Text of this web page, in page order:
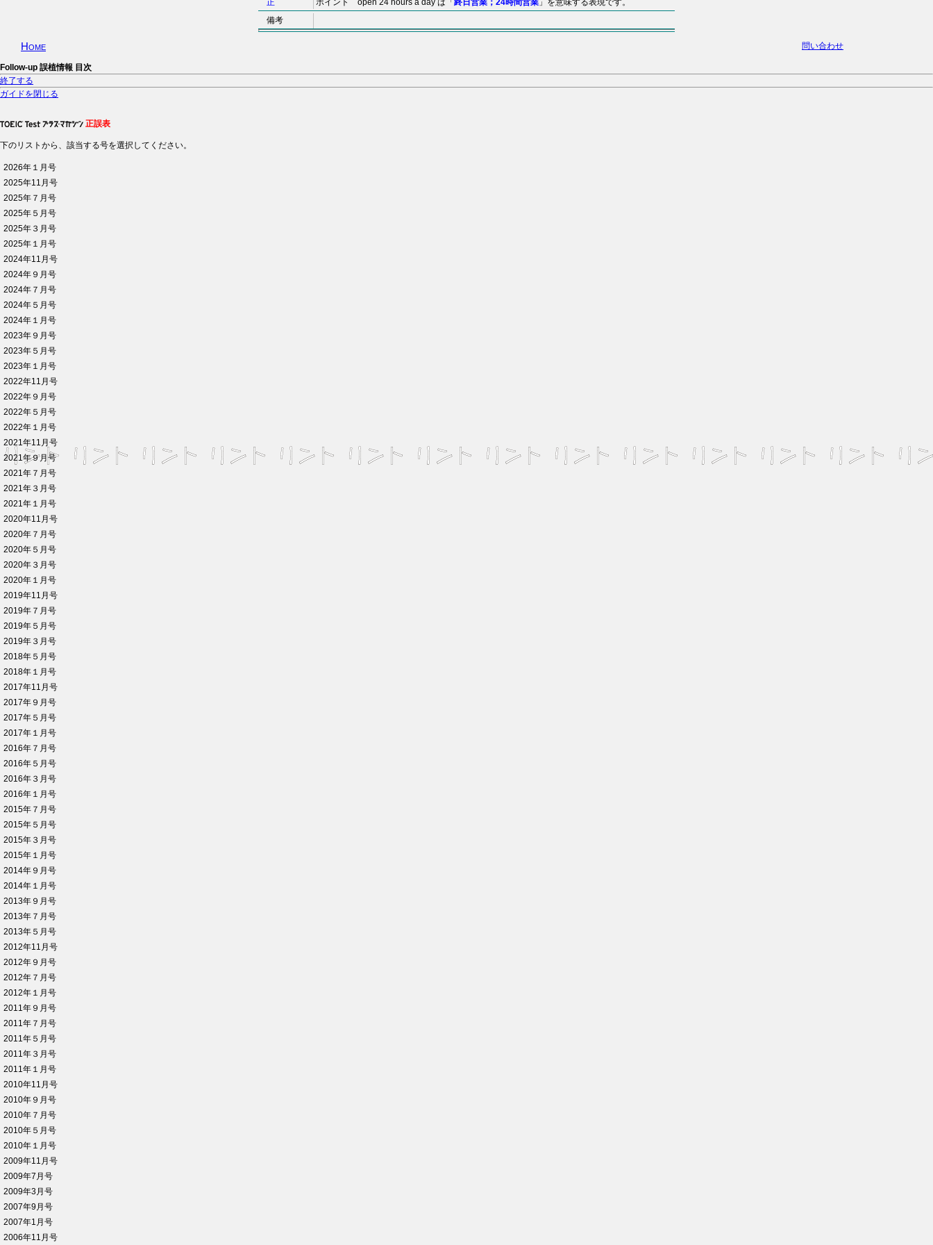
正
ポイント open 24 hours a day は「 終日営業；24時間営業 」を意味する表現です。
備考
Home 問い合わせ
Follow-up 誤植情報 目次
終了する
ガイドを閉じる
正誤表
下のリストから、該当する号を選択してください。
2026年１月号
2025年11月号
2025年７月号
2025年５月号
2025年３月号
2025年１月号
2024年11月号
2024年９月号
2024年７月号
2024年５月号
2024年１月号
2023年９月号
2023年５月号
2023年１月号
2022年11月号
2022年９月号
2022年５月号
2022年１月号
2021年11月号
2021年９月号
2021年７月号
2021年３月号
2021年１月号
2020年11月号
2020年７月号
2020年５月号
2020年３月号
2020年１月号
2019年11月号
2019年７月号
2019年５月号
2019年３月号
2018年５月号
2018年１月号
2017年11月号
2017年９月号
2017年５月号
2017年１月号
2016年７月号
2016年５月号
2016年３月号
2016年１月号
2015年７月号
2015年５月号
2015年３月号
2015年１月号
2014年９月号
2014年１月号
2013年９月号
2013年７月号
2013年５月号
2012年11月号
2012年９月号
2012年７月号
2012年１月号
2011年９月号
2011年７月号
2011年５月号
2011年３月号
2011年１月号
2010年11月号
2010年９月号
2010年７月号
2010年５月号
2010年１月号
2009年11月号
2009年7月号
2009年3月号
2007年9月号
2007年1月号
2006年11月号